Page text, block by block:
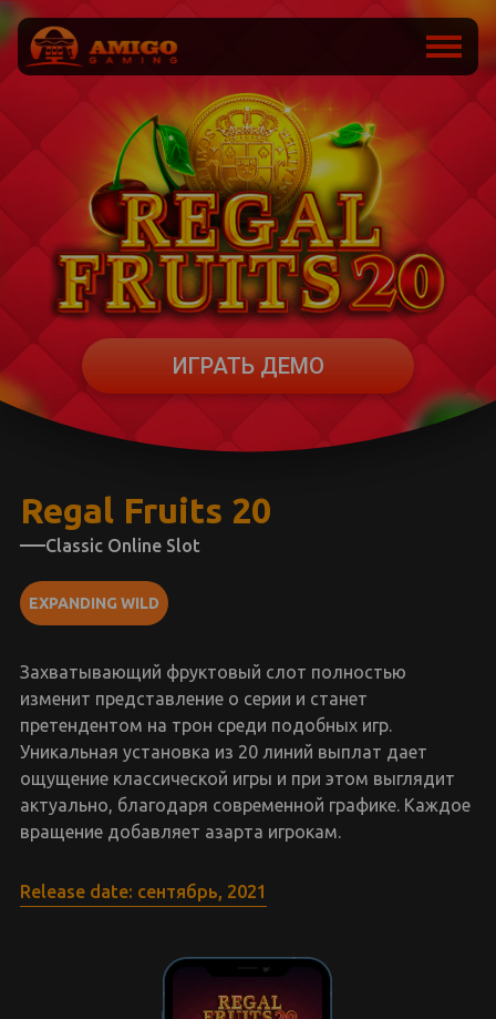
ИГРАТЬ ДЕМО
Regal Fruits 20
Classic Online Slot
EXPANDING WILD
Захватывающий фруктовый слот полностью
изменит представление о серии и станет
претендентом на трон среди подобных игр.
Уникальная установка из 20 линий выплат дает
ощущение классической игры и при этом выглядит
актуально, благодаря современной графике. Каждое
вращение добавляет азарта игрокам.
Release date: сентябрь, 2021